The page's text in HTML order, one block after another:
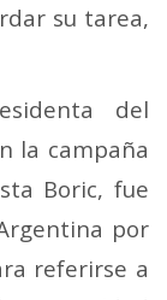
su tarea,
del
la campaña
Boric, fue
por
referirse a